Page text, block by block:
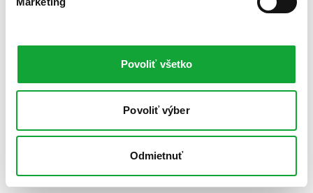
Povoliť všetko
Povoliť výber
Odmietnuť